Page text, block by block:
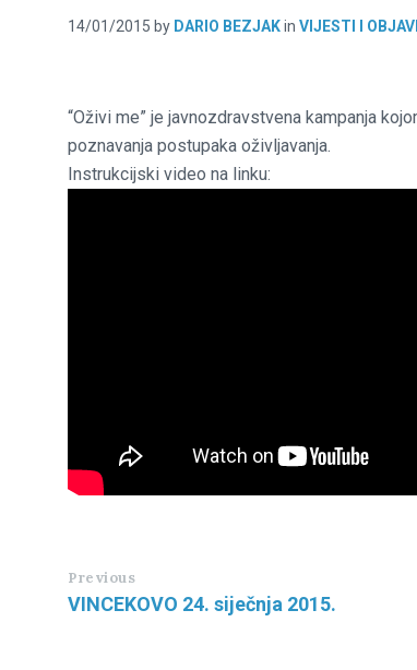
14/01/2015 by DARIO BEZJAKin VIJESTI I
“Oživi me” je javnozdravstvena kampanja
poznavanja postupaka oživljavanja.
Instrukcijski video na linku:
Previous
VINCEKOVO 24. siječnja 2015.